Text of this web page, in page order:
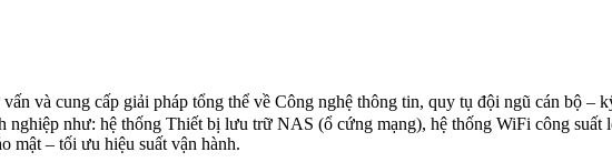
và cung cấp giải pháp tổng thể về Công nghệ thông tin, quy tụ đội ngũ cán bộ –
nghiệp như: hệ thống Thiết bị lưu trữ NAS (ổ cứng mạng), hệ thống WiFi công suất
mật – tối ưu hiệu suất vận hành.